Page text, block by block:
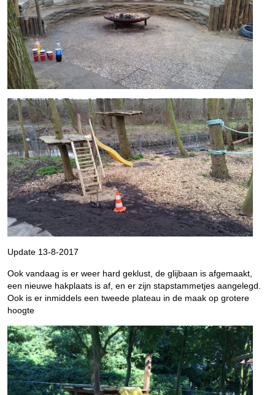
Update 13-8-2017
Ook vandaag is er weer hard geklust, de glijbaan is afgemaakt,
een nieuwe hakplaats is af, en er zijn stapstammetjes aangelegd.
Ook is er inmiddels een tweede plateau in de maak op grotere
hoogte